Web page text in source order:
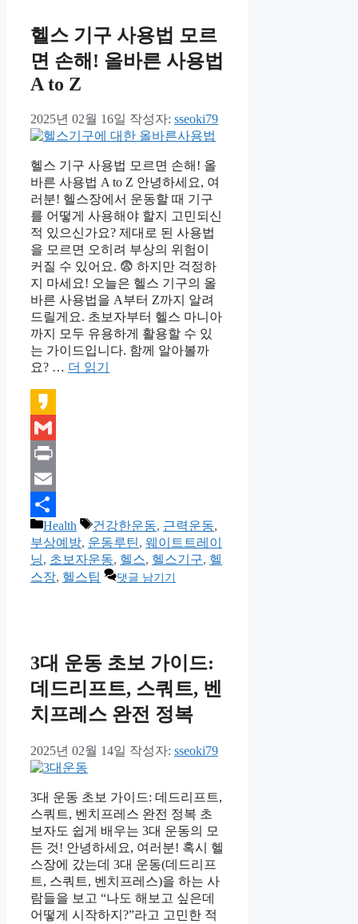
헬스 기구 사용법 모르
면 손해! 올바른 사용법
A to Z
2025년 02월 16일 작성자: sseoki79
헬스 기구 사용법 모르면 손해! 올
바른 사용법 A to Z 안녕하세요, 여
러분! 헬스장에서 운동할 때 기구
를 어떻게 사용해야 할지 고민되신
적 있으신가요? 제대로 된 사용법
을 모르면 오히려 부상의 위험이
커질 수 있어요. 😨 하지만 걱정하
지 마세요! 오늘은 헬스 기구의 올
바른 사용법을 A부터 Z까지 알려
드릴게요. 초보자부터 헬스 마니아
까지 모두 유용하게 활용할 수 있
는 가이드입니다. 함께 알아볼까
요? … 더 읽기
Kakao
Gmail
Print
Email
Share
카
테
고
리
Health
태
그
건강한운동, 근력운동,
부상예방, 운동루틴, 웨이트트레이
닝, 초보자운동, 헬스, 헬스기구, 헬
스장, 헬스팁 댓글 남기기
3대 운동 초보 가이드:
데드리프트, 스쿼트, 벤
치프레스 완전 정복
2025년 02월 14일 작성자: sseoki79
3대 운동 초보 가이드: 데드리프트,
스쿼트, 벤치프레스 완전 정복 초
보자도 쉽게 배우는 3대 운동의 모
든 것! 안녕하세요, 여러분! 혹시 헬
스장에 갔는데 3대 운동(데드리프
트, 스쿼트, 벤치프레스)을 하는 사
람들을 보고 “나도 해보고 싶은데
어떻게 시작하지?”라고 고민한 적